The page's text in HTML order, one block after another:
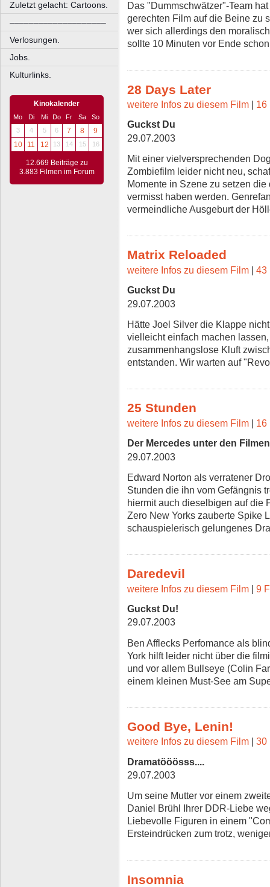
Zuletzt gelacht: Cartoons.
––––––––––––––––––––
Verlosungen.
Jobs.
Kulturlinks.
Kinokalender
Mo Di Mi Do Fr Sa
So
3
4 5 6 7 8
9
10
11 12 13 14 15 16
12.669 Beiträge zu
3.883 Filmen im Forum
Das "Dummschwätzer"-Team
gerechten Film auf die Beine zu
wer sich allerdings den
sollte 10 Minuten vor Ende
28 Days Later
weitere Infos zu diesem Film | 16
Guckst Du
29.07.2003
Mit einer vielversprechenden
Zombiefilm leider nicht neu,
Momente in Szene zu setzen
vermisst haben werden.
vermeindliche Ausgeburt der
Matrix Reloaded
weitere Infos zu diesem Film | 43
Guckst Du
29.07.2003
Hätte Joel Silver die Klappe
vielleicht einfach machen
zusammenhangslose Kluft
entstanden. Wir warten auf
25 Stunden
weitere Infos zu diesem Film | 16
Der Mercedes unter den
29.07.2003
Edward Norton als verratener
Stunden die ihn vom Gefängnis
hiermit auch dieselbigen auf die
Zero New Yorks zauberte Spike
schauspielerisch gelungenes
Daredevil
weitere Infos zu diesem Film | 9
Guckst Du!
29.07.2003
Ben Afflecks Perfomance als
York hilft leider nicht über die
und vor allem Bullseye (Colin
einem kleinen Must-See am
Good Bye, Lenin!
weitere Infos zu diesem Film
30
Dramatööösss....
29.07.2003
Um seine Mutter vor einem
Daniel Brühl Ihrer DDR-Liebe
Liebevolle Figuren in einem
Ersteindrücken zum trotz,
Insomnia